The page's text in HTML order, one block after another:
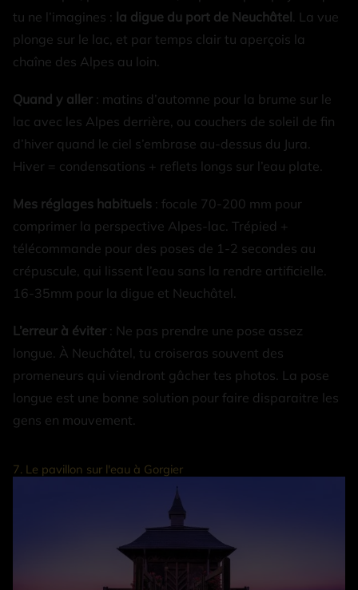
tu ne l’imagines : la digue du port de Neuchâtel . La vue
plonge sur le lac, et par temps clair tu aperçois la
chaîne des Alpes au loin.
Quand y aller : matins d’automne pour la brume sur le
lac avec les Alpes derrière, ou couchers de soleil de fin
d’hiver quand le ciel s’embrase au-dessus du Jura.
Hiver = condensations + reflets longs sur l’eau plate.
Mes réglages habituels : focale 70-200 mm pour
comprimer la perspective Alpes-lac. Trépied +
télécommande pour des poses de 1-2 secondes au
crépuscule, qui lissent l’eau sans la rendre artificielle.
16-35mm pour la digue et Neuchâtel.
L’erreur à éviter : Ne pas prendre une pose assez
longue. À Neuchâtel, tu croiseras souvent des
promeneurs qui viendront gâcher tes photos. La pose
longue est une bonne solution pour faire disparaitre les
gens en mouvement.
7. Le pavillon sur l'eau à Gorgier